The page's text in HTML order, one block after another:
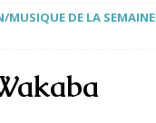
MUSIQUE DE LA SEMAINE